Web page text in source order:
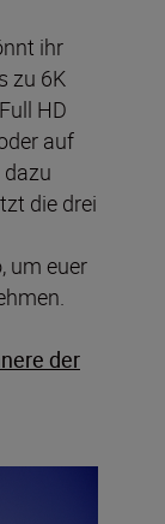
ihr
zu 6K
HD
auf
die drei
um euer
der